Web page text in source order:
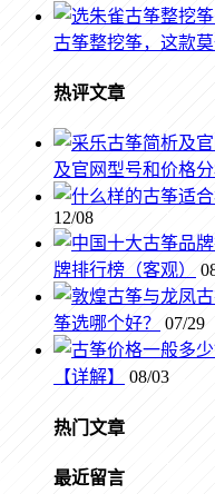
古筝整挖筝，这款莫
热评文章
及官网型号和价格
12/08
牌排行榜（客观）
筝选哪个好？
07/29
【详解】
08/03
热门文章
最近留言